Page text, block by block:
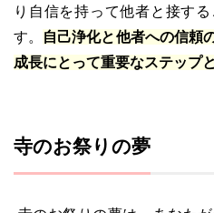
り自信を持って他者と接す
す。
自己浄化と他者への信頼
成長にとって重要なステップ
寺のお祭りの夢